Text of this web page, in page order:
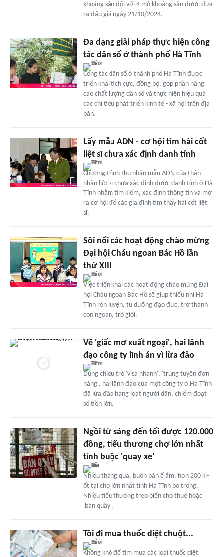
khoáng sản đối với 4 mỏ khoáng sản được đưa
ra đấu giá ngày 21/10/2024.
Đa dạng giải pháp thực hiện công
tác dân số ở thành phố Hà Tĩnh
Công tác dân số ở thành phố Hà Tĩnh được
triển khai tích cực, đồng bộ, góp phần nâng
cao chất lượng dân số và thực hiện hiệu quả
các chỉ tiêu phát triển kinh tế - xã hội trên địa
bàn.
Lấy mẫu ADN - cơ hội tìm hài cốt
liệt sĩ chưa xác định danh tính
Chương trình thu nhận mẫu ADN của thân
nhân liệt sĩ chưa xác định được danh tính ở Hà
Tĩnh nhằm tìm kiếm, xác định thông tin và mở
ra cơ hội để các gia đình tìm thấy hài cốt liệt
sĩ.
Sôi nổi các hoạt động chào mừng
Đại hội Cháu ngoan Bác Hồ lần
thứ XIII
Việc triển khai các hoạt động chào mừng Đại
hội Cháu ngoan Bác Hồ sẽ giúp thiếu nhi Hà
Tĩnh rèn luyện, tu dưỡng đạo đức, trở thành
con ngoan, trò giỏi.
Vẽ 'giấc mơ xuất ngoại', hai lãnh
đạo công ty lĩnh án vì lừa đảo
Dùng chiêu trò 'visa nhanh', 'trúng tuyển đơn
hàng', hai lãnh đạo của một công ty ở Hà Tĩnh
đã lừa đảo hàng loạt người dân, chiếm đoạt
số tiền lớn.
Ngồi từ sáng đến tối được 120.000
đồng, tiểu thương chợ lớn nhất
tỉnh buộc 'quay xe'
Nhiều tháng qua, buôn bán ế ẩm, hơn 200 ki-
ốt tại chợ lớn nhất tỉnh Hà Tĩnh bỏ trống.
Nhiều tiểu thương treo biển cho thuê hoặc
'bán quầy'.
Tôi đi mua thuốc diệt chuột...
Không khó để tìm mua các loại thuốc diệt